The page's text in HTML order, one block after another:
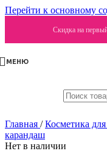
Перейти к основному
Скидка на
МЕНЮ
Главная / Косметика
карандаш
Нет в наличии